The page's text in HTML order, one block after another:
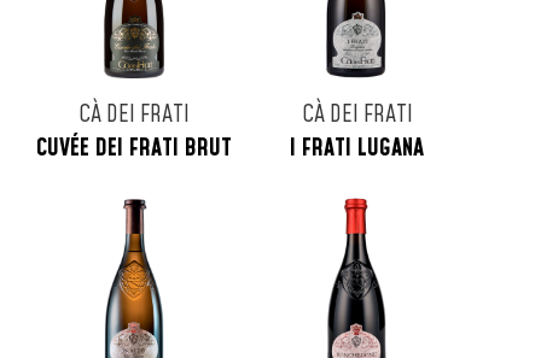
CÀ DEI FRATI
CUVÉE DEI FRATI BRUT
CÀ DEI FRATI
I FRATI LUGANA